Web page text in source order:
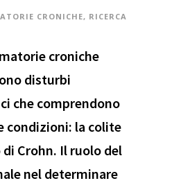
CRONICHE, RICERCA
croniche
disturbi
che comprendono
condizioni: la colite
Crohn. Il ruolo del
nel determinare